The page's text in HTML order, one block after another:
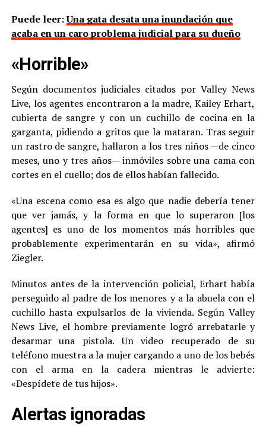
Puede leer:Una gata desata una inundación que
acaba en un caro problema judicial para su dueño
«Horrible»
Según documentos judiciales citados por Valley News
Live, los agentes encontraron a la madre, Kailey Erhart,
cubierta de sangre y con un cuchillo de cocina en la
garganta, pidiendo a gritos que la mataran. Tras seguir
un rastro de sangre, hallaron a los tres niños —de cinco
meses, uno y tres años— inmóviles sobre una cama con
cortes en el cuello; dos de ellos habían fallecido.
«Una escena como esa es algo que nadie debería tener
que ver jamás, y la forma en que lo superaron [los
agentes] es uno de los momentos más horribles que
probablemente experimentarán en su vida», afirmó
Ziegler.
Minutos antes de la intervención policial, Erhart había
perseguido al padre de los menores y a la abuela con el
cuchillo hasta expulsarlos de la vivienda. Según Valley
News Live, el hombre previamente logró arrebatarle y
desarmar una pistola. Un video recuperado de su
teléfono muestra a la mujer cargando a uno de los bebés
con el arma en la cadera mientras le advierte:
«Despídete de tus hijos».
Alertas ignoradas